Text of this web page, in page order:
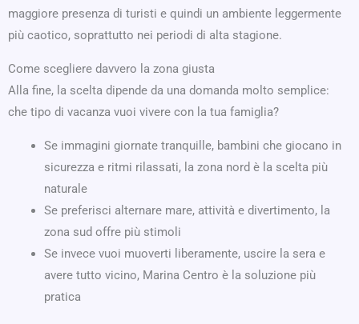
maggiore presenza di turisti e quindi un ambiente leggermente
più caotico, soprattutto nei periodi di alta stagione.
Come scegliere davvero la zona giusta
Alla fine, la scelta dipende da una domanda molto semplice:
che tipo di vacanza vuoi vivere con la tua famiglia?
Se immagini giornate tranquille, bambini che giocano in
sicurezza e ritmi rilassati, la zona nord è la scelta più
naturale
Se preferisci alternare mare, attività e divertimento, la
zona sud offre più stimoli
Se invece vuoi muoverti liberamente, uscire la sera e
avere tutto vicino, Marina Centro è la soluzione più
pratica